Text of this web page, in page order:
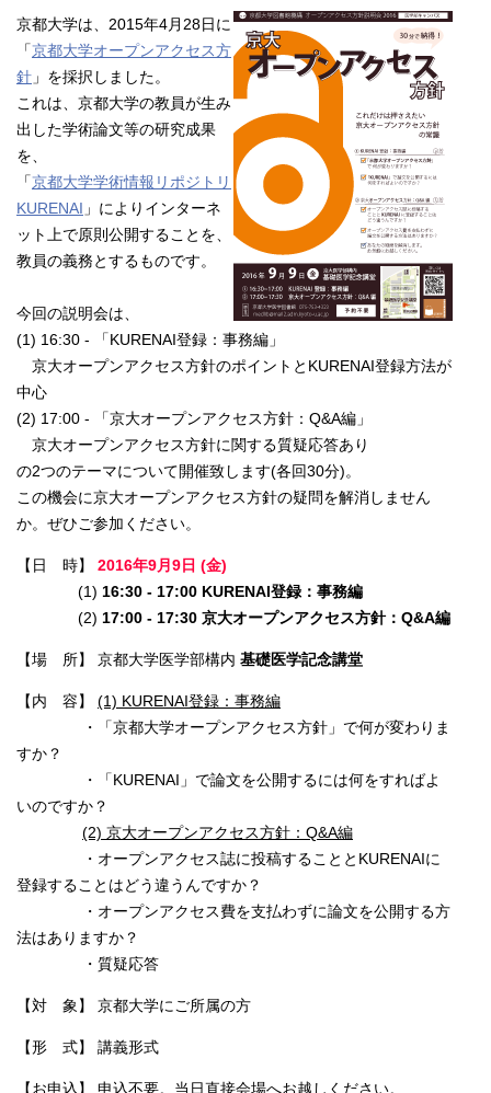
京都大学は、2015年4月28日に
「京都大学オープンアクセス方
針 」を採択しました。
これは、京都大学の教員が生み
出した学術論文等の研究成果
を、
「京都大学学術情報リポジトリ
KURENAI 」によりインターネ
ット上で原則公開することを、
教員の義務とするものです。
今回の説明会は、
(1) 16:30 - 「KURENAI登録：事務編」
京大オープンアクセス方針のポイントとKURENAI登録方法が
中心
(2) 17:00 - 「京大オープンアクセス方針：Q&A編」
京大オープンアクセス方針に関する質疑応答あり
の2つのテーマについて開催致します(各回30分)。
この機会に京大オープンアクセス方針の疑問を解消しません
か。ぜひご参加ください。
【日 時】 2016年9月9日 (金)
(1) 16:30 - 17:00 KURENAI登録：事務編
(2) 17:00 - 17:30 京大オープンアクセス方針：Q&A編
【場 所】 京都大学医学部構内 基礎医学記念講堂
【内 容】 (1) KURENAI登録：事務編
・「京都大学オープンアクセス方針」で何が変わりま
すか？
・「KURENAI」で論文を公開するには何をすればよ
いのですか？
(2) 京大オープンアクセス方針：Q&A編
・オープンアクセス誌に投稿することとKURENAIに
登録することはどう違うんですか？
・オープンアクセス費を支払わずに論文を公開する方
法はありますか？
・質疑応答
【対 象】 京都大学にご所属の方
【形 式】 講義形式
【お申込】 申込不要。当日直接会場へお越しください。